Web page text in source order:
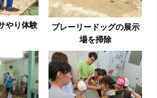
やり体験
プレーリードッグの展示
場を掃除